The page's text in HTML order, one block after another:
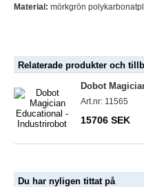
Material: mörkgrön
Relaterade produkter och
Dobot
Art.nr: 11565
15706 SEK
Du har nyligen tittat på